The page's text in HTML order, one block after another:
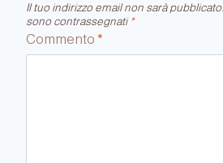
Il tuo indirizzo email non sarà pubblicato.
sono contrassegnati *
Commento *